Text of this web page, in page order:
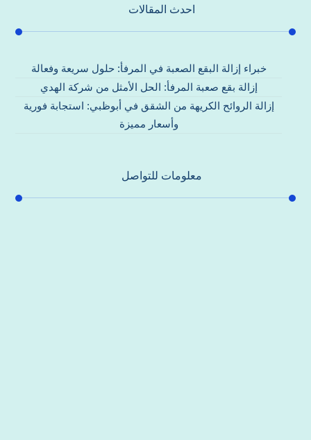
احدث المقالات
خبراء إزالة البقع الصعبة في المرفأ: حلول سريعة وفعالة
إزالة بقع صعبة المرفأ: الحل الأمثل من شركة الهدي
إزالة الروائح الكريهة من الشقق في أبوظبي: استجابة فورية
وأسعار مميزة
معلومات للتواصل